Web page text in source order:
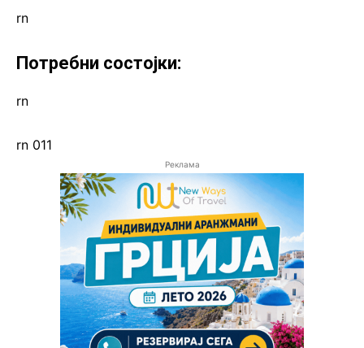
rn
Потребни состојки:
rn
rn 011
Реклама